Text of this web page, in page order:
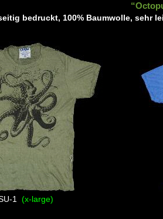
bedruckt, 100% Baumwolle, sehr
1 (x-large)